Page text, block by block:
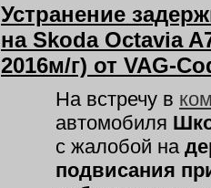
Устранение
на Skoda Octavia
2016м/г) от VAG-
На встречу в
автомобиля
с жалобой на
подвисания